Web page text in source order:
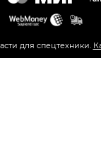
для спецтехники.